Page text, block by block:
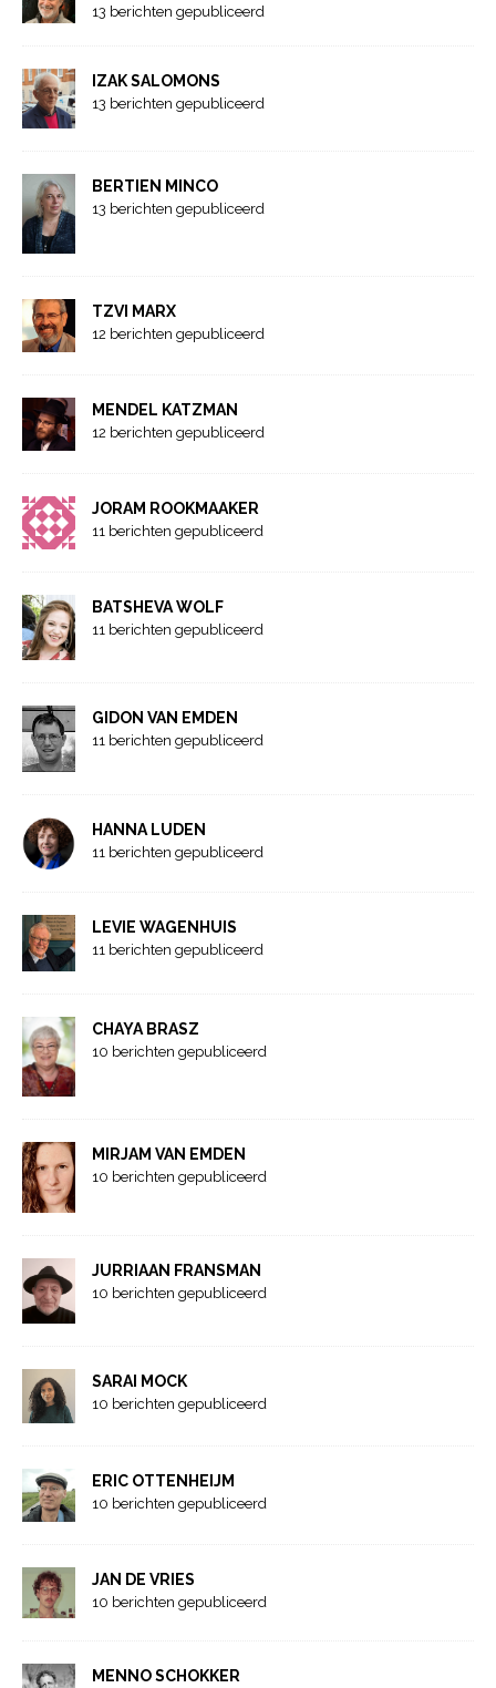
13 berichten gepubliceerd
IZAK SALOMONS
13 berichten gepubliceerd
BERTIEN MINCO
13 berichten gepubliceerd
TZVI MARX
12 berichten gepubliceerd
MENDEL KATZMAN
12 berichten gepubliceerd
JORAM ROOKMAAKER
11 berichten gepubliceerd
BATSHEVA WOLF
11 berichten gepubliceerd
GIDON VAN EMDEN
11 berichten gepubliceerd
HANNA LUDEN
11 berichten gepubliceerd
LEVIE WAGENHUIS
11 berichten gepubliceerd
CHAYA BRASZ
10 berichten gepubliceerd
MIRJAM VAN EMDEN
10 berichten gepubliceerd
JURRIAAN FRANSMAN
10 berichten gepubliceerd
SARAI MOCK
10 berichten gepubliceerd
ERIC OTTENHEIJM
10 berichten gepubliceerd
JAN DE VRIES
10 berichten gepubliceerd
MENNO SCHOKKER